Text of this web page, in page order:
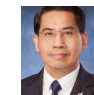
มาระบุว่า นายป๋องเป็นเด็